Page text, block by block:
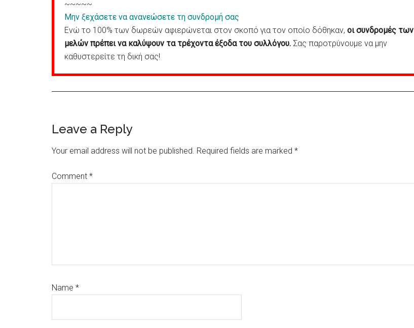
~~~~~
Μην ξεχάσετε να ανανεώσετε τη συνδρομή σας
Ενώ το 100% των δωρεών αφιερώνεται στον σκοπό για τον οποίο δόθηκαν, οι συνδρομές των
μελών πρέπει να καλύψουν τα τρέχοντα έξοδα του συλλόγου. Σας παροτρύνουμε να μην
καθυστερείτε τη δική σας!
Reader
Interactions
Leave a Reply
Your email address will not be published. Required fields are marked *
Comment *
Name *